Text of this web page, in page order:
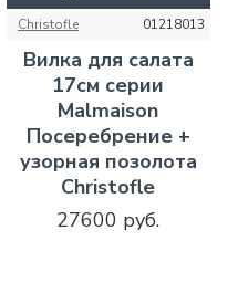
Christofle 01218013
Вилка для салата
17см серии
Malmaison
Посеребрение +
узорная позолота
Christofle
27600 руб.